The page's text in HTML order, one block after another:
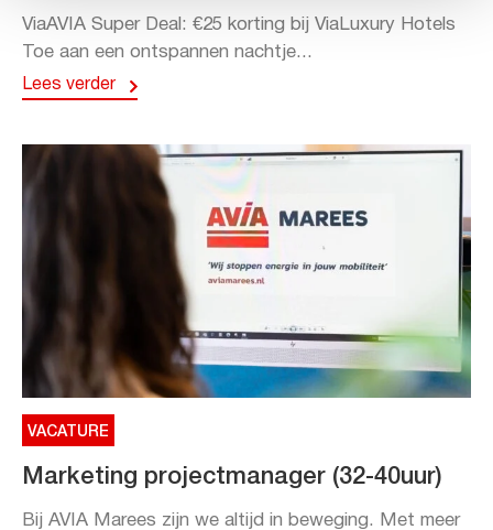
ViaAVIA Super Deal: €25 korting bij ViaLuxury Hotels
Toe aan een ontspannen nachtje...
Lees verder
VACATURE
Marketing projectmanager (32-40uur)
Bij AVIA Marees zijn we altijd in beweging. Met meer